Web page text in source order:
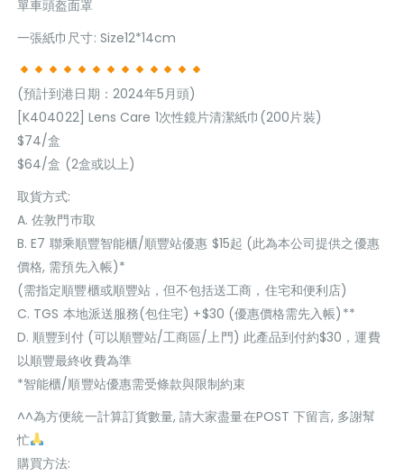
單車頭盔面罩
一張紙巾尺寸: Size12*14cm
(預計到港日期：2024年5月頭)
[K404022] Lens Care 1次性鏡片清潔紙巾(200片裝)
$74/盒
$64/盒 (2盒或以上)
取貨方式:
A. 佐敦門巿取
B. E7 聯乘順豐智能櫃/順豐站優惠 $15起 (此為本公司提供之優惠
價格, 需預先入帳)*
(需指定順豐櫃或順豐站，但不包括送工商，住宅和便利店)
C. TGS 本地派送服務(包住宅) +$30 (優惠價格需先入帳)**
D. 順豐到付 (可以順豐站/工商區/上門) 此產品到付約$30，運費
以順豐最終收費為準
*智能櫃/順豐站優惠需受條款與限制約束
^^為方便統一計算訂貨數量, 請大家盡量在POST 下留言, 多謝幫
忙
購買方法: